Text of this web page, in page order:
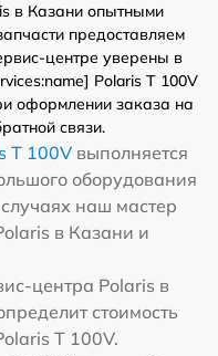
в Казани опытными
предоставляем
центре уверены в
Polaris T 100V
оформлении заказа на
связи.
T 100V выполняется
оборудования
наш мастер
в Казани и
центра Polaris в
стоимость
T 100V.